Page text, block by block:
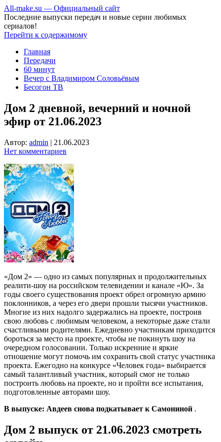
All-make.su — Официальный сайт
Последние выпуски передач и новые серии любимых
сериалов!
Перейти к содержимому
Главная
Передачи
60 минут
Вечер с Владимиром Соловьёвым
Бесогон ТВ
Дом 2 дневной, вечерний и ночной
эфир от 21.06.2023
Автор: admin | 21.06.2023
Нет комментариев
«Дом 2» — одно из самых популярных и продолжительных
реалити-шоу на российском телевидении и канале «Ю». За
годы своего существования проект обрел огромную армию
поклонников, а через его двери прошли тысячи участников.
Многие из них надолго задержались на проекте, построив
свою любовь с любимым человеком, а некоторые даже стали
счастливыми родителями. Ежедневно участникам приходится
бороться за место на проекте, чтобы не покинуть шоу на
очередном голосовании. Только искренние и яркие
отношение могут помочь им сохранить свой статус участника
проекта. Ежегодно на конкурсе «Человек года» выбирается
самый талантливый участник, который смог не только
построить любовь на проекте, но и пройти все испытания,
подготовленные авторами шоу.
В выпуске: Авдеев снова подкатывает к Самониной .
Дом 2 выпуск от 21.06.2023 смотреть